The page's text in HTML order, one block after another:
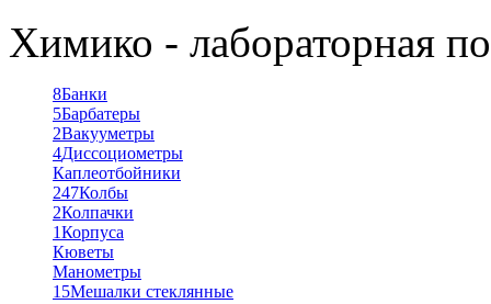
Химико - лабораторная
8Банки
5Барбатеры
2Вакууметры
4Диссоциометры
Каплеотбойники
247Колбы
2Колпачки
1Корпуса
Кюветы
Манометры
15Мешалки стеклянные